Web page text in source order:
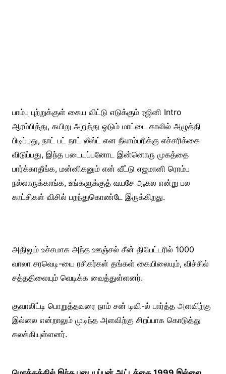
பாம்பு புற்றுக்குள் கைய விட்டு எடுக்கும் ரஜினி Intro
ஆரம்பித்து, கயிறு அறுந்து ஓடும் மாட்டை காலில் அழுத்தி
பிடிப்பது, நாட் பட் நாட் லீஸ்ட் என நீலாம்பரிக்கு எச்சரிக்கை
விடுப்பது, இந்த படையப்பனோட இன்னொரு முகத்தை
பார்க்காதீங்க, மன்னிகனும் என் வீட்டு எஜமானி ரொம்ப
நல்லாருக்காங்க, உங்களுக்குத் வயசே ஆகல என்று பல
காட்சிகள் விசில் பறந்துகொண்டே இருக்கிறது.
அதிலும் உச்சமாக அந்த ஊஞ்சல் சீன் தியேட்டரில் 1000
வாலா சரவெடி-யை ரசிகர்கள் தங்கள் கையிலையும், விச்சில்
சத்ததிலையும் வெடிக்க வைத்துள்ளனர்.
குவாலிட்டி பொறுத்தவரை நாம் சன் டிவி-ல் பார்த்த அளவிற்கு
இல்லை என்றாலும் முடிந்த அளவிற்கு சிறப்பாக கொடுத்து
கலக்கியுள்ளனர்.